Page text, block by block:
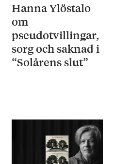
Hanna Ylöstalo
om
pseudotvillingar,
sorg och saknad i
“Solårens slut”